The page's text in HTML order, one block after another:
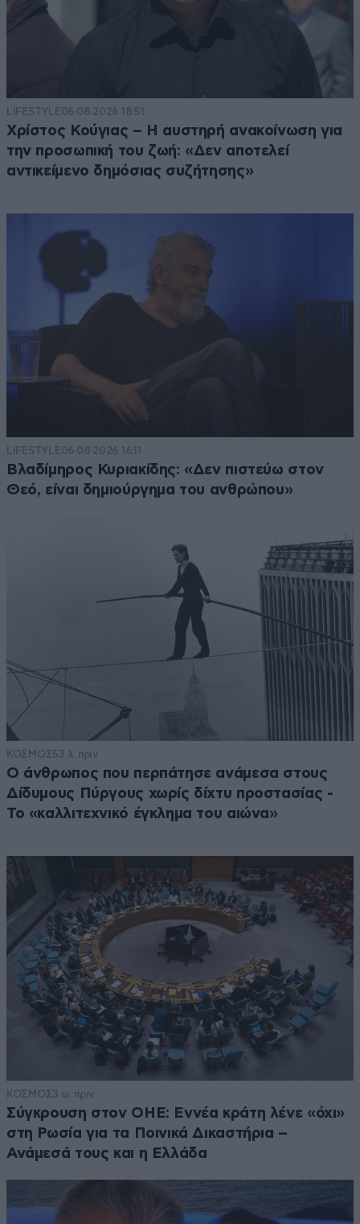
LIFESTYLE06·08·2026 18:51
Χρίστος Κούγιας – Η αυστηρή ανακοίνωση για
την προσωπική του ζωή: «Δεν αποτελεί
αντικείμενο δημόσιας συζήτησης»
LIFESTYLE06·08·2026 16:11
Βλαδίμηρος Κυριακίδης: «Δεν πιστεύω στον
Θεό, είναι δημιούργημα του ανθρώπου»
ΚΟΣΜΟΣ53 λ. πριν
Ο άνθρωπος που περπάτησε ανάμεσα στους
Δίδυμους Πύργους χωρίς δίχτυ προστασίας -
Το «καλλιτεχνικό έγκλημα του αιώνα»
ΚΟΣΜΟΣ3 ω. πριν
Σύγκρουση στον ΟΗΕ: Εννέα κράτη λένε «όχι»
στη Ρωσία για τα Ποινικά Δικαστήρια –
Ανάμεσά τους και η Ελλάδα